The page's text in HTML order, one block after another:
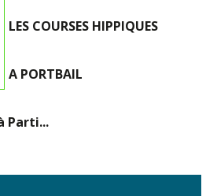
LES COURSES HIPPIQUES
A PORTBAIL
Parti...